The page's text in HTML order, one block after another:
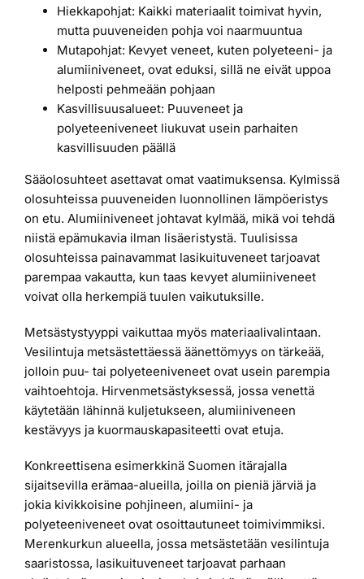
Hiekkapohjat: Kaikki materiaalit toimivat hyvin,
mutta puuveneiden pohja voi naarmuuntua
Mutapohjat: Kevyet veneet, kuten polyeteeni- ja
alumiiniveneet, ovat eduksi, sillä ne eivät uppoa
helposti pehmeään pohjaan
Kasvillisuusalueet: Puuveneet ja
polyeteeniveneet liukuvat usein parhaiten
kasvillisuuden päällä
Sääolosuhteet asettavat omat vaatimuksensa. Kylmissä
olosuhteissa puuveneiden luonnollinen lämpöeristys
on etu. Alumiiniveneet johtavat kylmää, mikä voi tehdä
niistä epämukavia ilman lisäeristystä. Tuulisissa
olosuhteissa painavammat lasikuituveneet tarjoavat
parempaa vakautta, kun taas kevyet alumiiniveneet
voivat olla herkempiä tuulen vaikutuksille.
Metsästystyyppi vaikuttaa myös materiaalivalintaan.
Vesilintuja metsästettäessä äänettömyys on tärkeää,
jolloin puu- tai polyeteeniveneet ovat usein parempia
vaihtoehtoja. Hirvenmetsästyksessä, jossa venettä
käytetään lähinnä kuljetukseen, alumiiniveneen
kestävyys ja kuormauskapasiteetti ovat etuja.
Konkreettisena esimerkkinä Suomen itärajalla
sijaitsevilla erämaa-alueilla, joilla on pieniä järviä ja
jokia kivikkoisine pohjineen, alumiini- ja
polyeteeniveneet ovat osoittautuneet toimivimmiksi.
Merenkurkun alueella, jossa metsästetään vesilintuja
saaristossa, lasikuituveneet tarjoavat parhaan